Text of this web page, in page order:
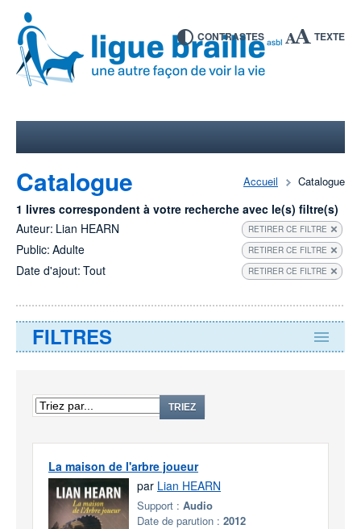
CONTRASTES TEXTE
Accueil Catalogue
Catalogue
1 livres correspondent à votre recherche avec le(s) filtre(s)
Auteur: Lian HEARN RETIRER CE FILTRE
Public: Adulte RETIRER CE FILTRE
Date d'ajout: Tout RETIRER CE FILTRE
FILTRES
TRIEZ
La maison de l'arbre joueur
par Lian HEARN
Support : Audio
Date de parution : 2012